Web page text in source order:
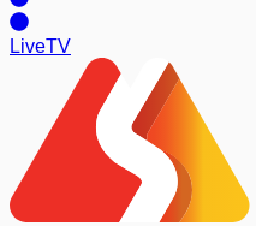
LiveTV